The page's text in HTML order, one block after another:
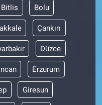
Bitlis Bolu
Çankırı
Düzce
Erzurum
Giresun